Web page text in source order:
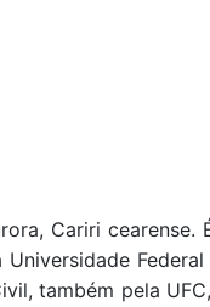
Cariri cearense.
também pela